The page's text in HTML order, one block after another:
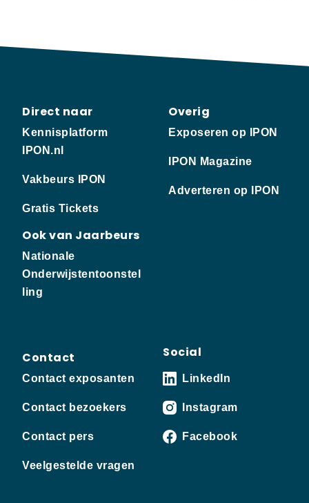
Direct naar
Kennisplatform
IPON.nl
Vakbeurs IPON
Gratis Tickets
Ook van Jaarbeurs
Nationale
Onderwijstentoonstel
ling
Overig
Exposeren op IPON
IPON Magazine
Adverteren op IPON
Contact
Contact exposanten
Contact bezoekers
Contact pers
Veelgestelde vragen
Social
LinkedIn
Instagram
Facebook